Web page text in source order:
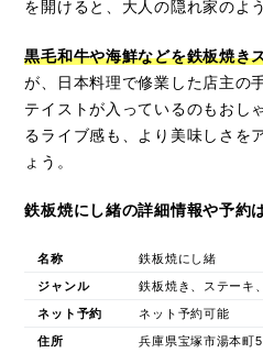
を開けると、大人の隠れ家のよ
黒毛和牛や海鮮などを鉄板焼き
が、日本料理で修業した店主の
テイストが入っているのもおし
るライブ感も、より美味しさを
ょう。
鉄板焼にし緒の詳細情報や予約
名称 鉄板焼にし緒
ジャンル 鉄板焼き、ステーキ
ネット予約 ネット予約可能
住所 兵庫県宝塚市湯本町